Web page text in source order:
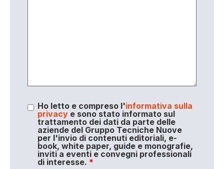
Ho letto e compreso l'informativa sulla
privacye sono stato informato sul
trattamento dei dati da parte delle
aziende del Gruppo Tecniche Nuove
per l'invio di contenuti editoriali, e-
book, white paper, guide e monografie,
inviti a eventi e convegni professionali
di interesse. *